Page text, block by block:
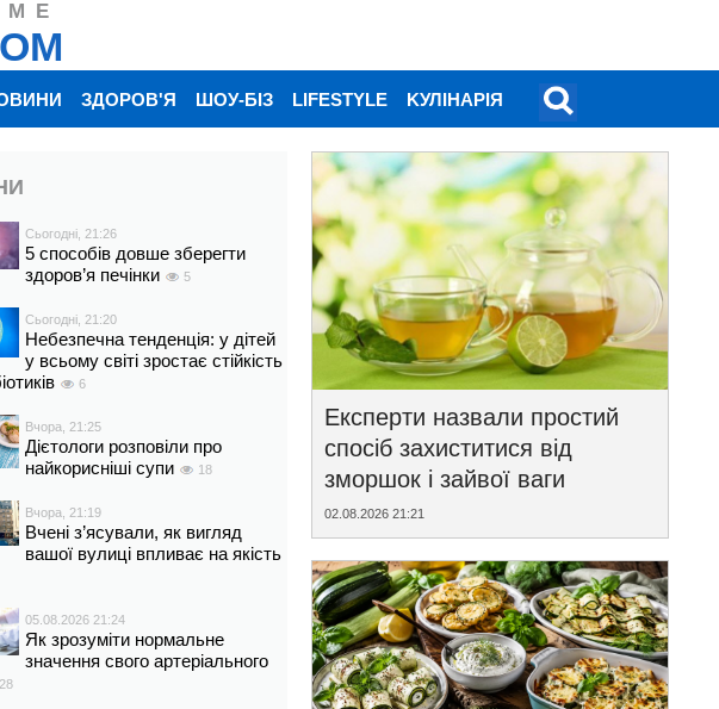
ЗДОРОВ'Я ШОУ-БІЗ LIFESTYLE KУЛІНАРІЯ
Сьогодні, 21:26
5 способів довше зберегти
здоров’я печінки
5
Сьогодні, 21:20
Небезпечна тенденція: у дітей
у всьому світі зростає стійкість
6
Вчора, 21:25
Дієтологи розповіли про
найкорисніші супи
18
Вчора, 21:19
Вчені з’ясували, як вигляд
вашої вулиці впливає на якість
05.08.2026 21:24
Як зрозуміти нормальне
значення свого артеріального
28
Експерти назвали простий
спосіб захиститися від
зморшок і зайвої ваги
02.08.2026 21:21